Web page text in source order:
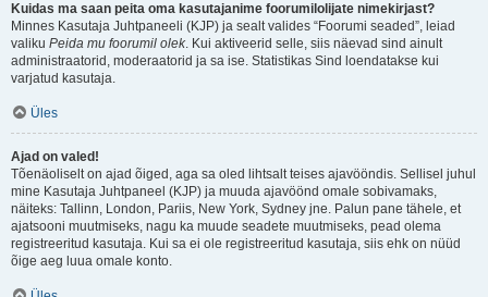
Kuidas ma saan peita oma kasutajanime foorumilolijate nimekirjast?
Minnes Kasutaja Juhtpaneeli (KJP) ja sealt valides “Foorumi seaded”, leiad
valiku Peida mu foorumil olek. Kui aktiveerid selle, siis näevad sind ainult
administraatorid, moderaatorid ja sa ise. Statistikas Sind loendatakse kui
varjatud kasutaja.
Üles
Ajad on valed!
Tõenäoliselt on ajad õiged, aga sa oled lihtsalt teises ajavööndis. Sellisel juhul
mine Kasutaja Juhtpaneel (KJP) ja muuda ajavöönd omale sobivamaks,
näiteks: Tallinn, London, Pariis, New York, Sydney jne. Palun pane tähele, et
ajatsooni muutmiseks, nagu ka muude seadete muutmiseks, pead olema
registreeritud kasutaja. Kui sa ei ole registreeritud kasutaja, siis ehk on nüüd
õige aeg luua omale konto.